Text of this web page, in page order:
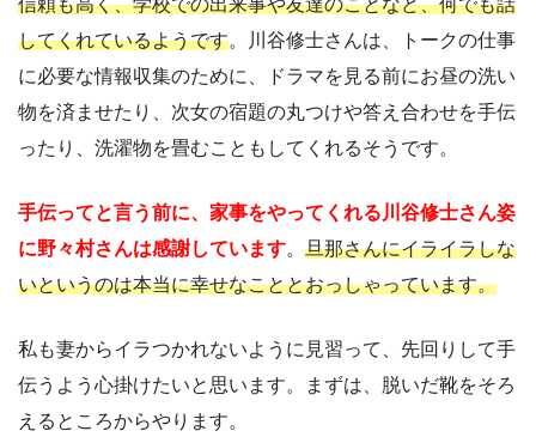
信頼も高く、学校での出来事や友達のことなど、何でも話
してくれているようです。川谷修士さんは、トークの仕事
に必要な情報収集のために、ドラマを見る前にお昼の洗い
物を済ませたり、次女の宿題の丸つけや答え合わせを手伝
ったり、洗濯物を畳むこともしてくれるそうです。
手伝ってと言う前に、家事をやってくれる川谷修士さん姿
に野々村さんは感謝しています。 旦那さんにイライラしな
いというのは本当に幸せなこととおっしゃっています。
私も妻からイラつかれないように見習って、先回りして手
伝うよう心掛けたいと思います。まずは、脱いだ靴をそろ
えるところからやります。